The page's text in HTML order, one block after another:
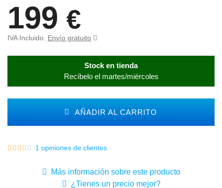
199 €
IVA Incluido. Envío gratuito
Stock en tienda
Recíbelo el martes/miércoles
AÑADIR AL CARRITO
1 opiniones de clientes
Más información sobre este producto
¿Tienes un precio mejor?